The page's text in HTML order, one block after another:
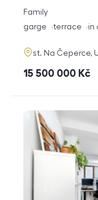
rozměry
disposition
Family
funkce
garge terrace in
adresa
st. Na Čeperce,
cena
15 500 000 Kč